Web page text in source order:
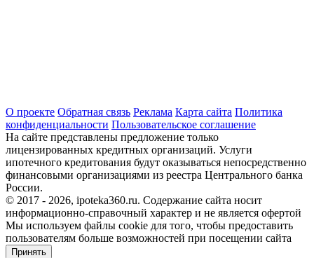
О проекте Обратная связь Реклама Карта сайта Политика
конфиденциальности Пользовательское соглашение
На сайте представлены предложение только
лицензированных кредитных организаций. Услуги
ипотечного кредитования будут оказываться непосредственно
финансовыми организациями из реестра Центрального банка
России.
© 2017 - 2026, ipoteka360.ru. Содержание сайта носит
информационно-справочный характер и не является офертой
Мы используем файлы cookie для того, чтобы предоставить
пользователям больше возможностей при посещении сайта
Принять